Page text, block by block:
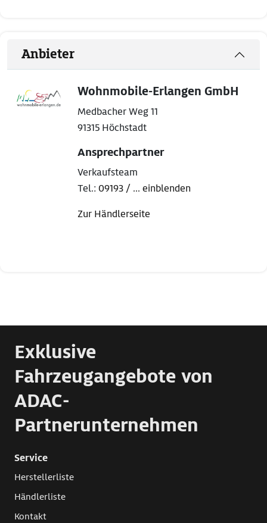
Anbieter
Wohnmobile-Erlangen GmbH
Medbacher Weg 11
91315 Höchstadt
Ansprechpartner
Verkaufsteam
Tel.: 09193 / ... einblenden
Zur Händlerseite
Exklusive
Fahrzeugangebote von
ADAC-
Partnerunternehmen
Service
Herstellerliste
Händlerliste
Kontakt